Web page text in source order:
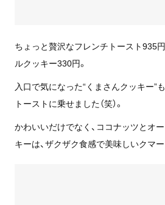
ちょっと贅沢なフレンチトースト935
ルクッキー330円。
入口で気になった“くまさんクッキー”
トーストに乗せました（笑）。
かわいいだけでなく、ココナッツとオ
キーは、ザクザク食感で美味しいクマ